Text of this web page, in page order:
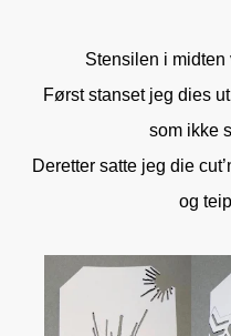
Stensilen i midten
Først stanset jeg dies
som ikke
Deretter satte jeg die
og